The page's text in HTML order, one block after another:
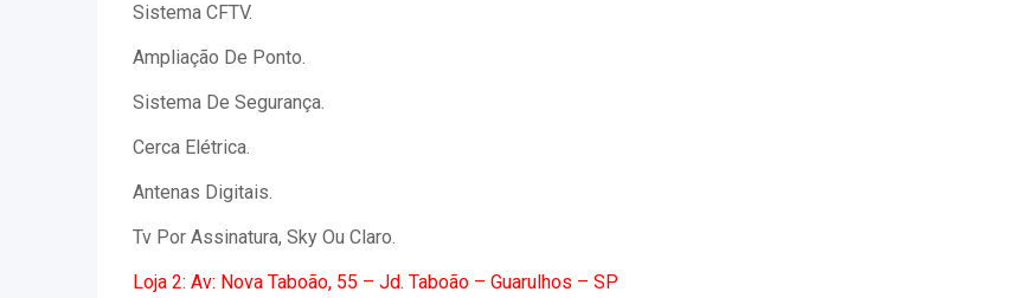
Sistema CFTV.
Ampliação De Ponto.
Sistema De Segurança.
Cerca Elétrica.
Antenas Digitais.
Tv Por Assinatura, Sky Ou Claro.
Loja 2: Av: Nova Taboão, 55 – Jd. Taboão – Guarulhos – SP